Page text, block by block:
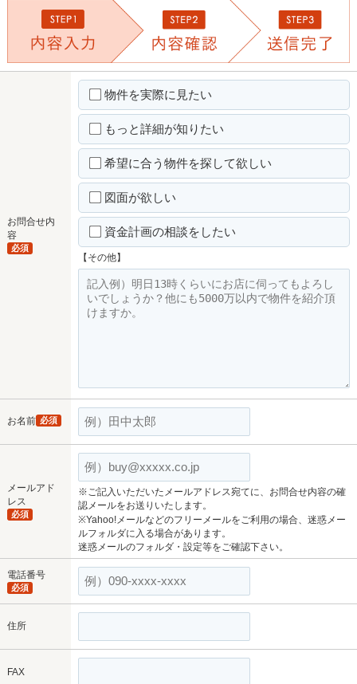
お問合せ内
容
必須
物件を実際に見たい
もっと詳細が知りたい
希望に合う物件を探して欲しい
図面が欲しい
資金計画の相談をしたい
【その他】
お名前 必須
メールアド
レス
必須
※ご記入いただいたメールアドレス宛てに、お問合せ内容の確
認メールをお送りいたします。
※Yahoo!メールなどのフリーメールをご利用の場合、迷惑メー
ルフォルダに入る場合があります。
迷惑メールのフォルダ・設定等をご確認下さい。
電話番号
必須
住所
FAX